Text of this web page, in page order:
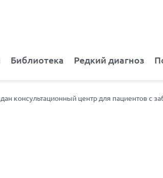
Библиотека Редкий диагноз
консультационный центр для пациентов с